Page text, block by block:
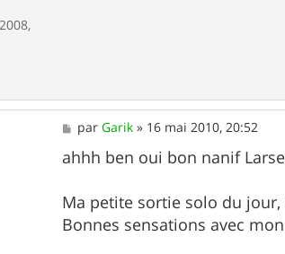
M
e
s
s
g
e
parGarik » 16 mai 2010, 20:52
ahhh ben oui bon nanif
Ma petite sortie solo du
Bonnes sensations avec